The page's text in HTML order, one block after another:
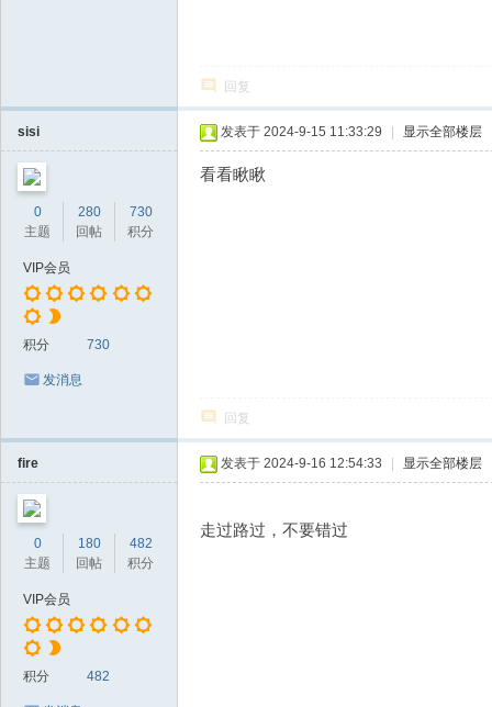
回复
sisi
0
主题
280
回帖
730
积分
VIP会员
积分 730
发消息
发表于 2024-9-15 11:33:29 显示全部楼层
看看瞅瞅
回复
fire
0
主题
180
回帖
482
积分
VIP会员
积分 482
发表于 2024-9-16 12:54:33 显示全部楼层
走过路过，不要错过